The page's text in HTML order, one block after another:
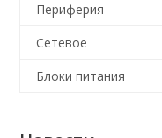
Периферия
Сетевое
Блоки питания